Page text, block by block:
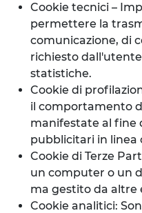
Cookie tecnici –
permettere la
comunicazione, di
richiesto
statistiche.
Cookie di
il comportamento
manifestate al fine
pubblicitari in linea
Cookie di Terze
un computer o un
ma gestito da altre
Cookie analitici: